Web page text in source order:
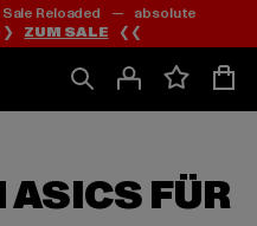
springen
springen
Reloaded — absolute
ZUM SALE ❮❮
ASICS FÜR
springen